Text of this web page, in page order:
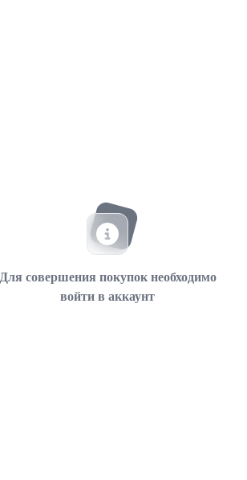
Для совершения покупок необходимо
войти в аккаунт